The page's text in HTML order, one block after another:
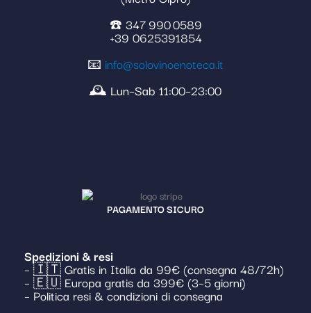
☎️ 347 990 0589
+39 0625391854
📧 info@solovinoenoteca.it
🕰️ Lun–Sab 11:00–23:00
PAGAMENTO SICURO
Spedizioni & resi
– 🇮🇹 Gratis in Italia da 99€ (consegna 48/72h)
– 🇪🇺 Europa gratis da 399€ (3–5 giorni)
– Politica resi & condizioni di consegna